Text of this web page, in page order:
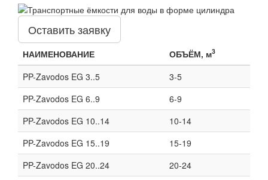
Оставить заявку
НАИМЕНОВАНИЕ ОБЪЁМ, м3
PP-Zavodos EG 3..5
3-5
PP-Zavodos EG 6..9
6-9
PP-Zavodos EG 10..14
10-14
PP-Zavodos EG 15..19
15-19
PP-Zavodos EG 20..24
20-24